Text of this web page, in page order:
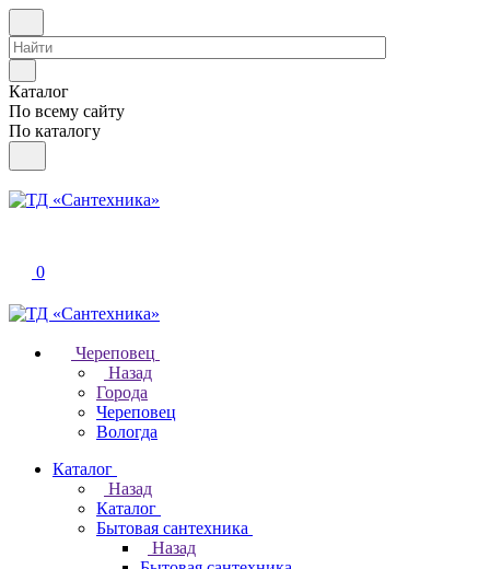
Каталог
По всему сайту
По каталогу
0
Череповец
Назад
Города
Череповец
Вологда
Каталог
Назад
Каталог
Бытовая сантехника
Назад